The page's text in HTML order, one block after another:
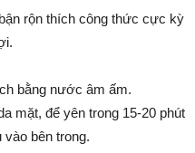
rộn thích công thức cực kỳ
bằng nước âm ấm.
mặt, để yên trong 15-20 phút
bên trong.